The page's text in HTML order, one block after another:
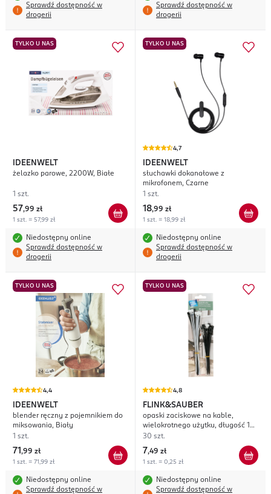
Sprawdź dostępność w
drogerii
Sprawdź dostępność w
drogerii
TYLKO U NAS
IDEENWELT
żelazko parowe, 2200W, Białe
1 szt.
57,99 zł
1 szt. = 57,99 zł
Niedostępny online
Sprawdź dostępność w
drogerii
TYLKO U NAS
4,7
IDEENWELT
słuchawki dokanałowe z
mikrofonem, Czarne
1 szt.
18,99 zł
1 szt. = 18,99 zł
Niedostępny online
Sprawdź dostępność w
drogerii
TYLKO U NAS
4,4
IDEENWELT
blender ręczny z pojemnikiem do
miksowania, Biały
1 szt.
71 ,99 zł
1 szt. = 71,99 zł
Niedostępny online
Sprawdź dostępność w
TYLKO U NAS
4,8
FLINK&SAUBER
opaski zaciskowe na kable,
wielokrotnego użytku, długość 15 i
20 cm
30 szt.
7,49 zł
1 szt. = 0,25 zł
Niedostępny online
Sprawdź dostępność w